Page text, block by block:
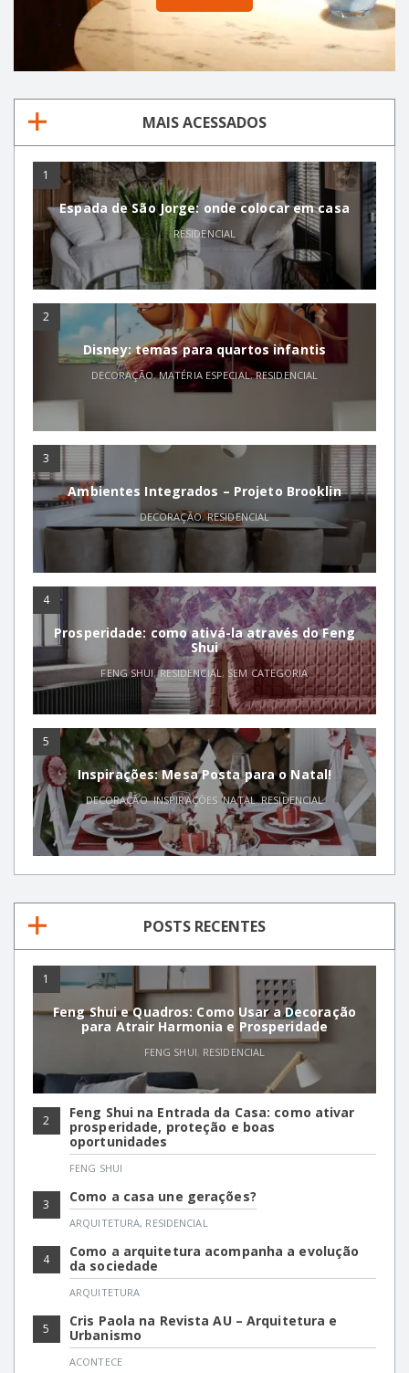
MAIS ACESSADOS
1
Espada de São Jorge: onde colocar em casa
RESIDENCIAL
2
Disney: temas para quartos infantis
DECORAÇÃO,MATÉRIA ESPECIAL,RESIDENCIAL
3
Ambientes Integrados – Projeto Brooklin
DECORAÇÃO,RESIDENCIAL
4
Prosperidade: como ativá-la através do Feng
Shui
FENG SHUI,RESIDENCIAL ,SEM CATEGORIA
5
Inspirações: Mesa Posta para o Natal!
DECORAÇÃO,INSPIRAÇÕES ,NATAL,RESIDENCIAL
POSTS RECENTES
1
Feng Shui e Quadros: Como Usar a Decoração
para Atrair Harmonia e Prosperidade
FENG SHUI, RESIDENCIAL
2
Feng Shui na Entrada da Casa: como ativar
prosperidade, proteção e boas
oportunidades
FENG SHUI
3 Como a casa une gerações?
ARQUITETURA, RESIDENCIAL
4
Como a arquitetura acompanha a evolução
da sociedade
ARQUITETURA
5
Cris Paola na Revista AU – Arquitetura e
Urbanismo
ACONTECE